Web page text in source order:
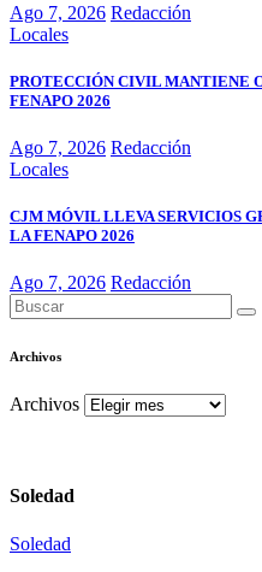
Ago 7, 2026 Redacción
Locales
PROTECCIÓN CIVIL MANTIENE
FENAPO 2026
Ago 7, 2026 Redacción
Locales
CJM MÓVIL LLEVA SERVICIOS
LA FENAPO 2026
Ago 7, 2026 Redacción
Archivos
Archivos
Soledad
Soledad